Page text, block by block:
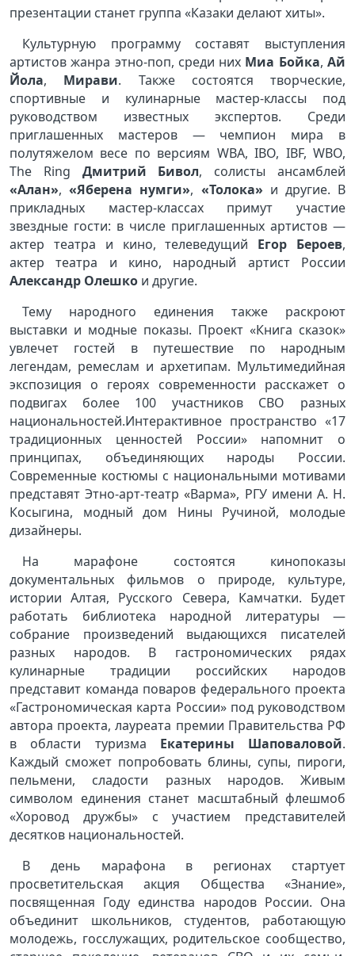
презентации станет группа «Казаки делают хиты».
Культурную программу составят выступления
артистов жанра этно-поп, среди них Миа Бойка,Ай
Йола, Мирави. Также состоятся творческие,
спортивные и кулинарные мастер-классы под
руководством известных экспертов. Среди
приглашенных мастеров — чемпион мира в
полутяжелом весе по версиям WBA, IBO, IBF, WBO,
The Ring Дмитрий Бивол, солисты ансамблей
«Алан»,«Яберена нумги», «Толока» и другие. В
прикладных мастер-классах примут участие
звездные гости: в числе приглашенных артистов —
актер театра и кино, телеведущий Егор Бероев,
актер театра и кино, народный артист России
Александр Олешко и другие.
Тему народного единения также раскроют
выставки и модные показы. Проект «Книга сказок»
увлечет гостей в путешествие по народным
легендам, ремеслам и архетипам. Мультимедийная
экспозиция о героях современности расскажет о
подвигах более 100 участников СВО разных
национальностей.Интерактивное пространство «17
традиционных ценностей России» напомнит о
принципах, объединяющих народы России.
Современные костюмы с национальными мотивами
представят Этно-арт-театр«Варма», РГУ имени А. Н.
Косыгина, модный дом Нины Ручиной, молодые
дизайнеры.
На марафоне состоятся кинопоказы
документальных фильмов о природе, культуре,
истории Алтая, Русского Севера, Камчатки. Будет
работать библиотека народной литературы —
собрание произведений выдающихся писателей
разных народов. В гастрономических рядах
кулинарные традиции российских народов
представит команда поваров федерального проекта
«Гастрономическая карта России» под руководством
автора проекта, лауреата премии Правительства РФ
в области туризма Екатерины Шаповаловой.
Каждый сможет попробовать блины, супы, пироги,
пельмени, сладости разных народов. Живым
символом единения станет масштабный флешмоб
«Хоровод дружбы» с участием представителей
десятков национальностей.
В день марафона в регионах стартует
просветительская акция Общества «Знание»,
посвященная Году единства народов России. Она
объединит школьников, студентов, работающую
молодежь, госслужащих, родительское сообщество,